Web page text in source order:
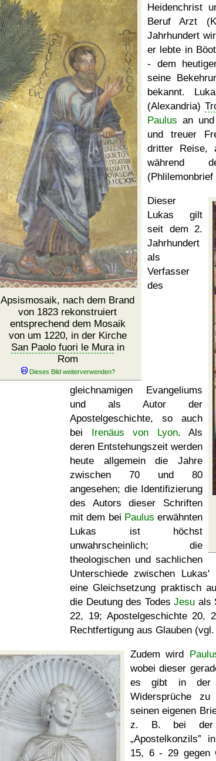
Apsismosaik, nach dem Brand
von 1823 rekonstruiert
entsprechend dem Mosaik
von um 1220, in der Kirche
San Paolo fuori le Murain
Rom
Heidenchrist
Beruf Arzt
Jahrhundert
er lebte in
- dem
seine
bekannt.
(Alexandria)
Paulus an
und treuer
dritter Reise,
während
Dieser
Lukas gilt
seit dem 2.
Jahrhundert
als
Verfasser
des
gleichnamigen Evangeliums
und als Autor der
Apostelgeschichte, so auch
bei Irenäus von Lyon. Als
deren Entstehungszeit werden
heute allgemein die Jahre
zwischen 70 und 80
angesehen; die Identifizierung
des Autors dieser Schriften
mit dem bei Paulus erwähnten
Lukas ist höchst
unwahrscheinlich; die
theologischen und sachlichen
Unterschiede zwischen
eine Gleichsetzung praktisch
die Deutung des Todes Jesu als
22, 19; Apostelgeschichte 20,
Rechtfertigung aus Glauben
Zudem wird
wobei dieser
es gibt in der
Widersprüche
seinen eigenen
z. B. bei der
Apostelkonzils
15, 6 - 29 gegen